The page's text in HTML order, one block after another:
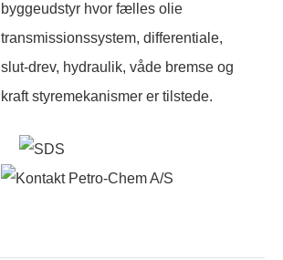
byggeudstyr hvor fælles olie
transmissionssystem, differentiale,
slut-drev, hydraulik, våde bremse og
kraft styremekanismer er tilstede.